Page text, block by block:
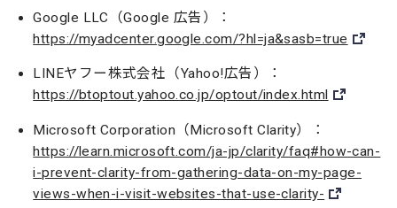
Google LLC（Google 広告）：
https://myadcenter.google.com/?hl=ja&sasb=true
LINEヤフー株式会社（Yahoo!広告）：
https://btoptout.yahoo.co.jp/optout/index.html
Microsoft Corporation（Microsoft Clarity）：
https://learn.microsoft.com/ja-jp/clarity/faq#how-can-
i-prevent-clarity-from-gathering-data-on-my-page-
views-when-i-visit-websites-that-use-clarity-